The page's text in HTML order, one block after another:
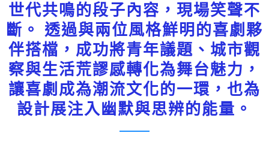
世代共鳴的段子內容，現場笑聲不
斷。 透過與兩位風格鮮明的喜劇夥
伴搭檔，成功將青年議題、城市觀
察與生活荒謬感轉化為舞台魅力，
讓喜劇成為潮流文化的一環，也為
設計展注入幽默與思辨的能量。